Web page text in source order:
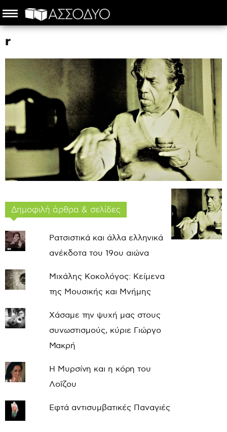
r
Δημοφιλή άρθρα & σελίδες
Ρατσιστικά και άλλα ελληνικά
ανέκδοτα του 19ου αιώνα
Μιχάλης Κοκολόγος: Κείμενα
της Μουσικής και Μνήμης
Χάσαμε την ψυχή μας στους
συνωστισμούς, κύριε Γιώργο
Μακρή
Η Μυρσίνη και η κόρη του
Λοΐζου
Εφτά αντισυμβατικές Παναγιές